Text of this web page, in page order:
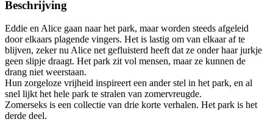
Beschrijving
Eddie en Alice gaan naar het park, maar worden steeds afgeleid
door elkaars plagende vingers. Het is lastig om van elkaar af te
blijven, zeker nu Alice net gefluisterd heeft dat ze onder haar jurkje
geen slipje draagt. Het park zit vol mensen, maar ze kunnen de
drang niet weerstaan.
Hun zorgeloze vrijheid inspireert een ander stel in het park, en al
snel lijkt het hele park te stralen van zomervreugde.
Zomerseks is een collectie van drie korte verhalen. Het park is het
derde deel.